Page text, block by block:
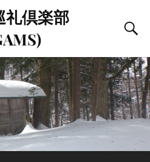
礼倶楽部